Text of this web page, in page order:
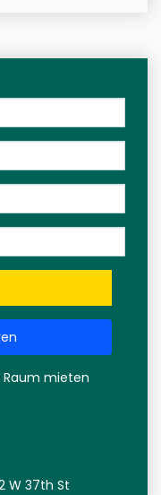
Raum mieten
W 37th St